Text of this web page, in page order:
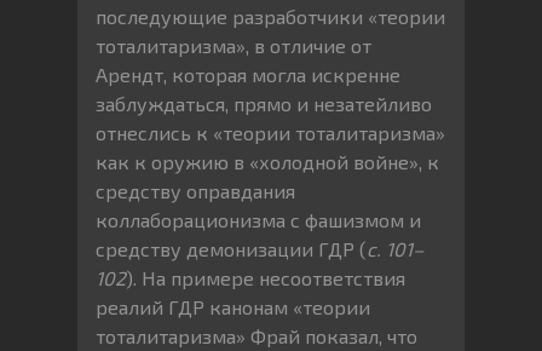
последующие разработчики «теории
тоталитаризма», в отличие от
Арендт, которая могла искренне
заблуждаться, прямо и незатейливо
отнеслись к «теории тоталитаризма»
как к оружию в «холодной войне», к
средству оправдания
коллаборационизма с фашизмом и
средству демонизации ГДР (с. 101–
102). На примере несоответствия
реалий ГДР канонам «теории
тоталитаризма» Фрай показал, что